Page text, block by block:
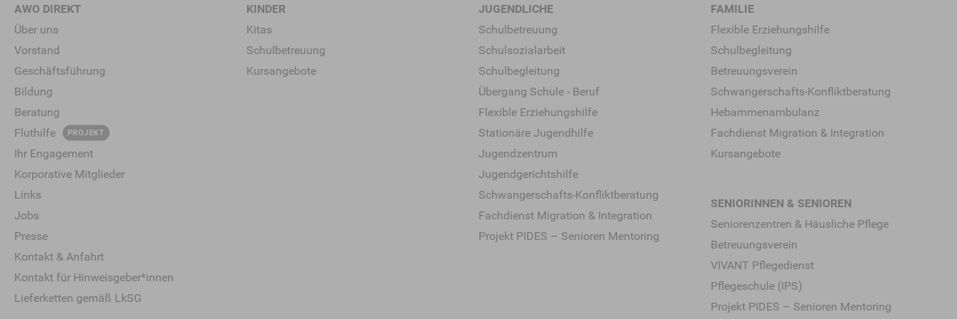
AWO DIREKT
Über uns
Vorstand
Geschäftsführung
Bildung
Beratung
Fluthilfe
PROJEKT
Ihr Engagement
Korporative Mitglieder
Links
Jobs
Presse
Kontakt & Anfahrt
Kontakt für Hinweisgeber*innen
Lieferketten gemäß LkSG
KINDER
Kitas
Schulbetreuung
Kursangebote
JUGENDLICHE
Schulbetreuung
Schulsozialarbeit
Schulbegleitung
Übergang Schule - Beruf
Flexible Erziehungshilfe
Stationäre Jugendhilfe
Jugendzentrum
Jugendgerichtshilfe
Schwangerschafts-Konfliktberatung
Fachdienst Migration & Integration
Projekt PIDES – Senioren Mentoring
FAMILIE
Flexible Erziehungshilfe
Schulbegleitung
Betreuungsverein
Schwangerschafts-Konfliktberatung
Hebammen­ambulanz
Fachdienst Migration & Integration
Kursangebote
SENIORINNEN & SENIOREN
Seniorenzentren & Häusliche Pflege
Betreuungsverein
VIVANT Pflegedienst
Pflegeschule (IPS)
Projekt PIDES – Senioren Mentoring